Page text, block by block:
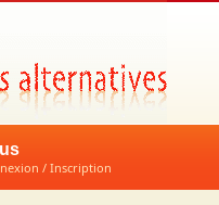
/ Inscription